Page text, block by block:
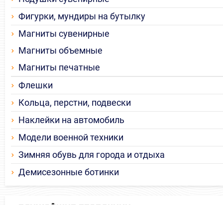
Фигурки, мундиры на бутылку
Магниты сувенирные
Магниты объемные
Магниты печатные
Флешки
Кольца, перстни, подвески
Наклейки на автомобиль
Модели военной техники
Зимняя обувь для города и отдыха
Демисезонные ботинки